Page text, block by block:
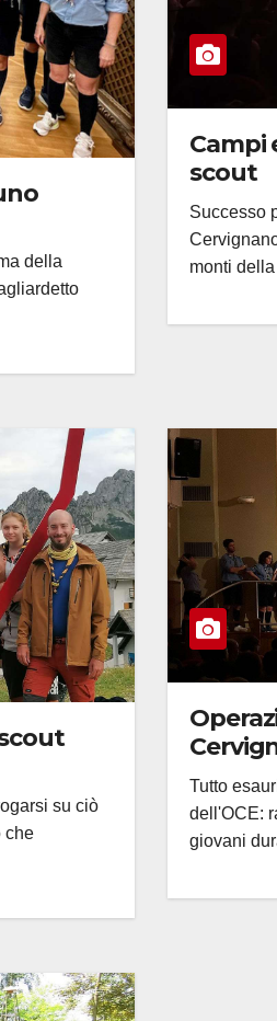
della
Campi
scout
Successo
monti
su ciò
che
Tutto
dell'OCE:
giovani